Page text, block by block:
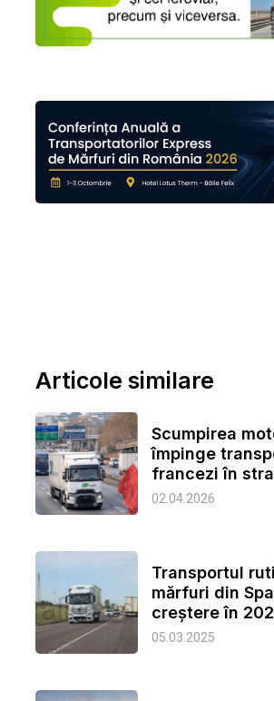
Articole similare
Scumpirea
împinge
francezi în
02.04.2026
Transportul
mărfuri din
creștere în
05.03.2025